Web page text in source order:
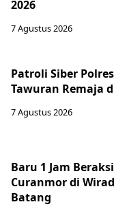
2026
7 Agustus 2026
Patroli Siber
Tawuran Remaja
7 Agustus 2026
Baru 1 Jam
Curanmor di
Batang